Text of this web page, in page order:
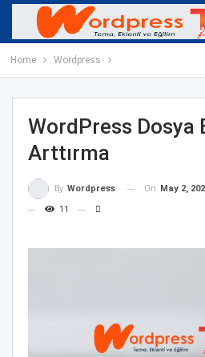
Home Wordpress
WordPress Dosya
Arttırma
By Wordpress On May 2,
11